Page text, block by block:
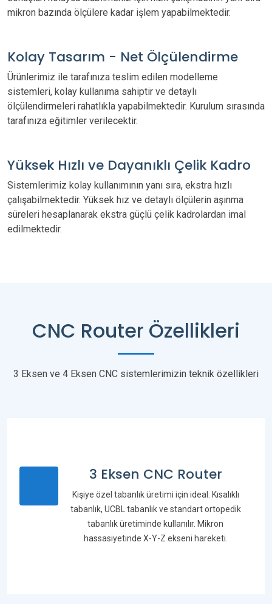
mikron bazında ölçülere kadar işlem yapabilmektedir.
Kolay Tasarım - Net Ölçülendirme
Ürünlerimiz ile tarafınıza teslim edilen modelleme
sistemleri, kolay kullanıma sahiptir ve detaylı
ölçülendirmeleri rahatlıkla yapabilmektedir. Kurulum sırasında
tarafınıza eğitimler verilecektir.
Yüksek Hızlı ve Dayanıklı Çelik Kadro
Sistemlerimiz kolay kullanımının yanı sıra, ekstra hızlı
çalışabilmektedir. Yüksek hız ve detaylı ölçülerin aşınma
süreleri hesaplanarak ekstra güçlü çelik kadrolardan imal
edilmektedir.
CNC Router Özellikleri
3 Eksen ve 4 Eksen CNC sistemlerimizin teknik özellikleri
3 Eksen CNC Router
Kişiye özel tabanlık üretimi için ideal. Kısalıklı
tabanlık, UCBL tabanlık ve standart ortopedik
tabanlık üretiminde kullanılır. Mikron
hassasiyetinde X-Y-Z ekseni hareketi.